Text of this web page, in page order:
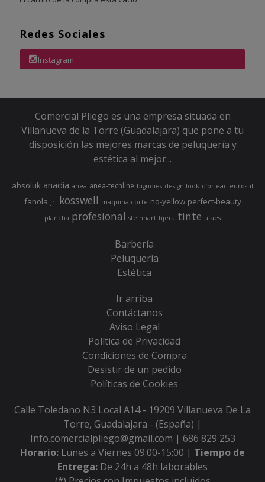
Redes Sociales
Instagram
Comercial Pliego es una empresa situada en
Villanueva de la Torre (Guadalajara) que pone a tu
disposición las mejores marcas de peluquería y
estética al mejor...
absoluk anadia anea anea-techline bigudies design-look d’orleac eurostil
fanola jrl kosswell maquina-corte no-yellow perfect-beauty
plancha profesional steinhart tijera tinte ufaes
Barbería
Peluquería
Estética
Ir arriba
Contáctanos
Aviso Legal
Política de Privacidad
Condiciones de Compra
Desistir de un pedido
Políticas de Cookies
Calle Toledano N3 Local A14 - 19209 Villanueva De La
Torre, Guadalajara - (España) |
Info.comercialpliego@gmail.com | 686 829 253
Horario: Lunes a Viernes 09:00-15:00 | Tiempo de
Entrega: De 24h a 48h laborables